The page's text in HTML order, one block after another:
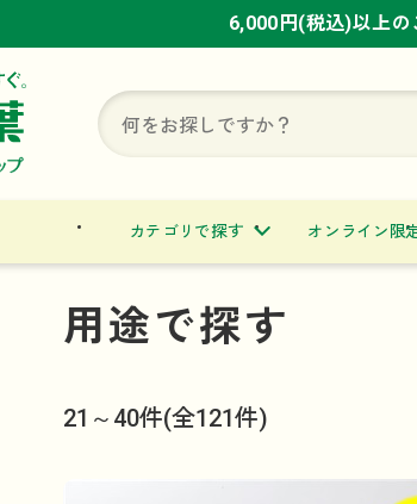
6,000円(税込)以上の
6,000円(税込)以上の
6,000円(税込)以上の
カテゴリで探す オンライン限
用途で探す
21～40件(全121件)